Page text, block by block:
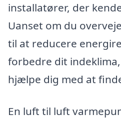
installatører, der
Uanset om du
til at reducere
forbedre dit
hjælpe dig med at
En luft til luft